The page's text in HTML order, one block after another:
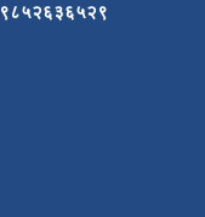
९८५२६३६५२९